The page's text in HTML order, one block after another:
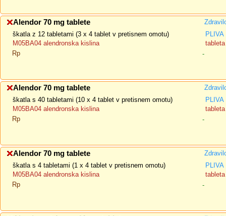
Alendor 70 mg tablete
škatla z 12 tabletami (3 x 4 tablet v pretisnem omotu)
M05BA04 alendronska kislina
tableta
Rp
-
Alendor 70 mg tablete
škatla s 40 tabletami (10 x 4 tablet v pretisnem omotu)
M05BA04 alendronska kislina
tableta
Rp
-
Alendor 70 mg tablete
škatla s 4 tabletami (1 x 4 tablet v pretisnem omotu)
M05BA04 alendronska kislina
tableta
Rp
-